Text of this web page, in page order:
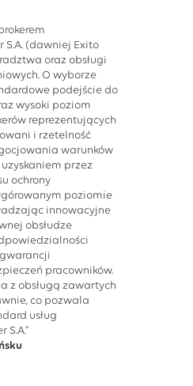
S.A. (dawniej Exito
oraz obsługi
O wyborze
podejście do
wysoki poziom
reprezentujących
i rzetelność
warunków
przez
ochrony
poziomie
innowacyjne
obsłudze
pracowników.
z obsługą zawartych
co pozwala
usług
S.A.”